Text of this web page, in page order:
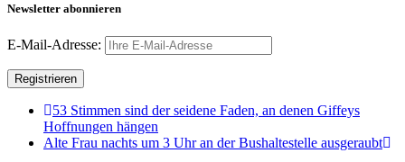
Newsletter abonnieren
E-Mail-Adresse:
53 Stimmen sind der seidene Faden, an denen Giffeys
Hoffnungen hängen
Alte Frau nachts um 3 Uhr an der Bushaltestelle ausgeraubt